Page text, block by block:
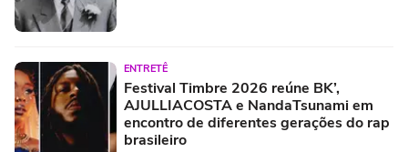
ENTRETÊ
Festival Timbre 2026 reúne BK’,
AJULLIACOSTA e NandaTsunami em
encontro de diferentes gerações do rap
brasileiro